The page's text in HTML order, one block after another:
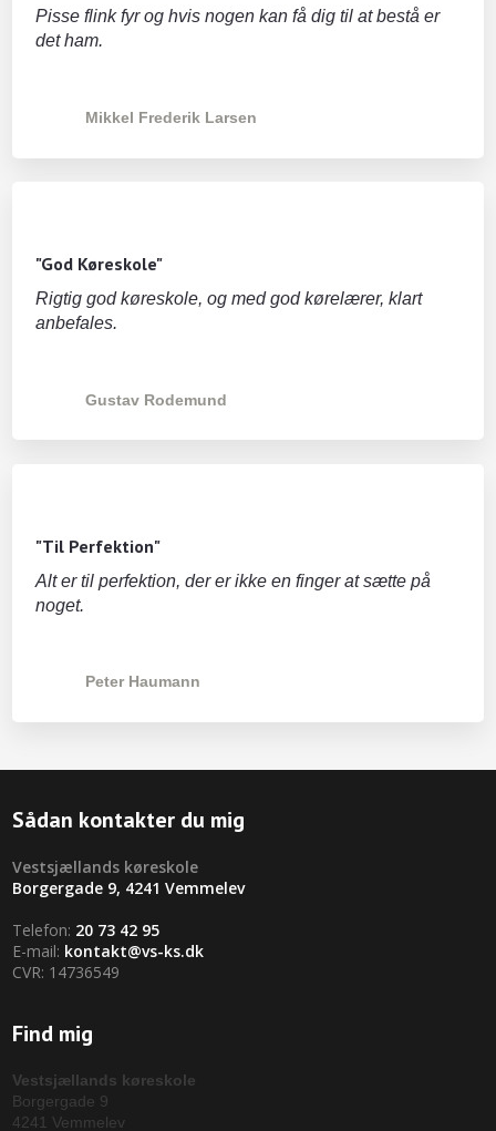
Pisse flink fyr og hvis nogen kan få dig til at bestå er
det ham.
Mikkel Frederik Larsen
"God Køreskole"
Rigtig god køreskole, og med god kørelærer, klart
anbefales.
Gustav Rodemund
"Til Perfektion"
Alt er til perfektion, der er ikke en finger at sætte på
noget.
Peter Haumann
Sådan kontakter du mig
​Vestsjællands køreskole
Borgergade 9, 4241 Vemmelev
Telefon: 20 73 42 95
E-mail: kontakt@vs-ks.dk
CVR: 14736549
Find mig
Vestsjællands køreskole
Borgergade 9
4241 Vemmelev